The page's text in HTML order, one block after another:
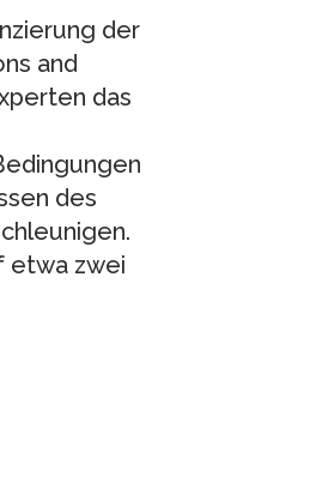
der
and
das
des
etwa zwei